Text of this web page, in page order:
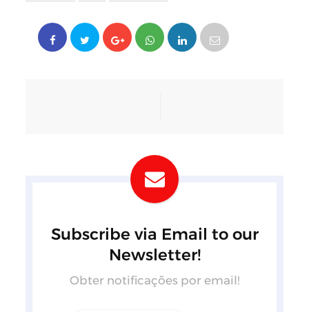
Subscribe via Email to our
Newsletter!
Obter notificações por email!